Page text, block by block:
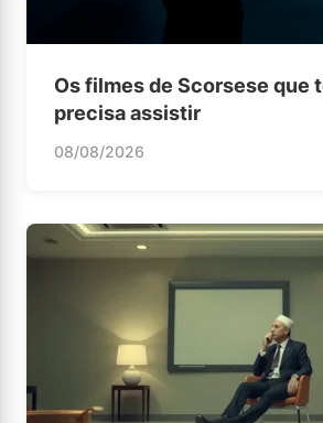
Os filmes de Scorsese que
precisa assistir
08/08/2026